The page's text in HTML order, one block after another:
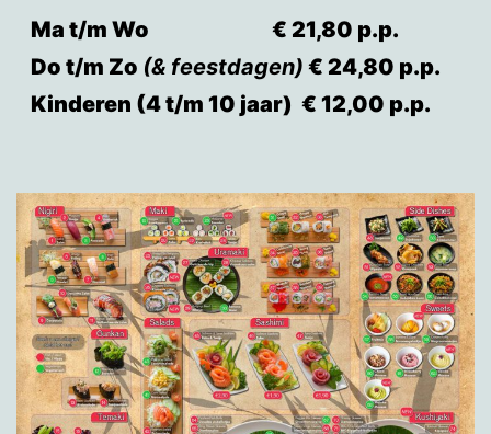
Ma t/m Wo € 21,80 p.p.
Do t/m Zo (& feestdagen) € 24,80 p.p.
Kinderen (4 t/m 10 jaar) € 12,00 p.p.